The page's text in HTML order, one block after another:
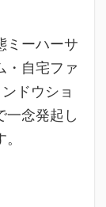
ミーハーサ
・自宅ファ
ドウショ
一念発起し